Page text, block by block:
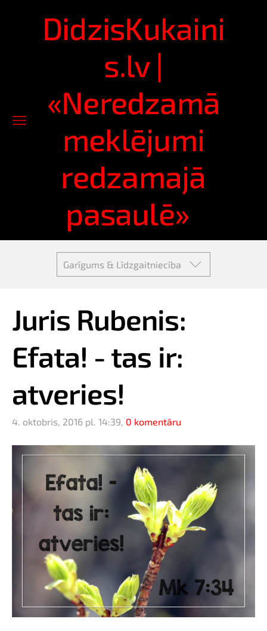
DidzisKukaini
s.lv |
«Neredzamā
meklējumi
redzamajā
pasaulē»
Garīgums & Līdzgaitniecība
Juris Rubenis:
Efata! - tas ir:
atveries!
4. oktobris, 2016 pl. 14:39, 0 komentāru